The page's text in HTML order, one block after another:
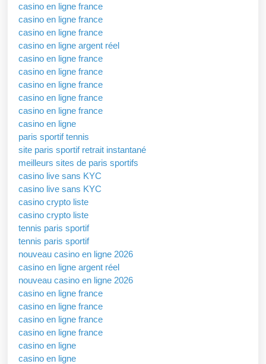
casino en ligne france
casino en ligne france
casino en ligne france
casino en ligne argent réel
casino en ligne france
casino en ligne france
casino en ligne france
casino en ligne france
casino en ligne france
casino en ligne
paris sportif tennis
site paris sportif retrait instantané
meilleurs sites de paris sportifs
casino live sans KYC
casino live sans KYC
casino crypto liste
casino crypto liste
tennis paris sportif
tennis paris sportif
nouveau casino en ligne 2026
casino en ligne argent réel
nouveau casino en ligne 2026
casino en ligne france
casino en ligne france
casino en ligne france
casino en ligne france
casino en ligne
casino en ligne